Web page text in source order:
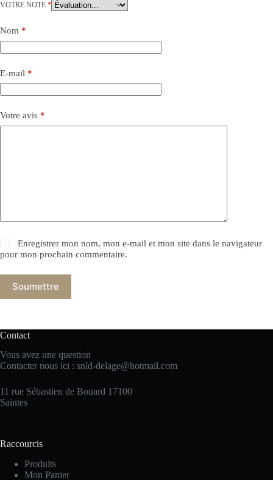
VOTRE NOTE *
Nom *
E-mail *
Votre avis *
Enregistrer mon nom, mon e-mail et mon site dans le navigateur
pour mon prochain commentaire.
Soumettre
Contact
Vous avez une question
Contacter nous ici : snld-delage@hotmail.com
11 rue Sébastien de Bouard 17100
Saintes
Raccourcis
Produits
Mon Panier